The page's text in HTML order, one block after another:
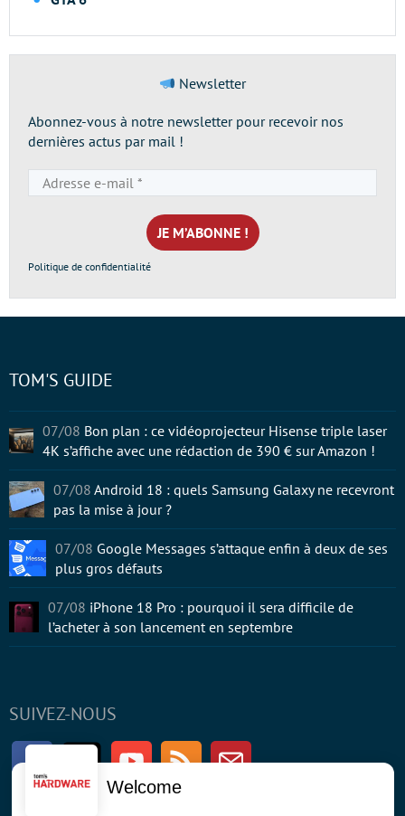
Newsletter
Abonnez-vous à notre newsletter pour recevoir nos
dernières actus par mail !
e-
mail
*
Politique de confidentialité
SUIVEZ-NOUS
FacebookTwitter Youtube RSS Newsletter
TOM'S GUIDE
07/08 Bon plan : ce vidéoprojecteur Hisense triple laser
4K s’affiche avec une rédaction de 390 € sur Amazon !
07/08 Android 18 : quels Samsung Galaxy ne recevront
pas la mise à jour ?
07/08 Google Messages s’attaque enfin à deux de ses
plus gros défauts
07/08 iPhone 18 Pro : pourquoi il sera difficile de
l’acheter à son lancement en septembre
Welcome